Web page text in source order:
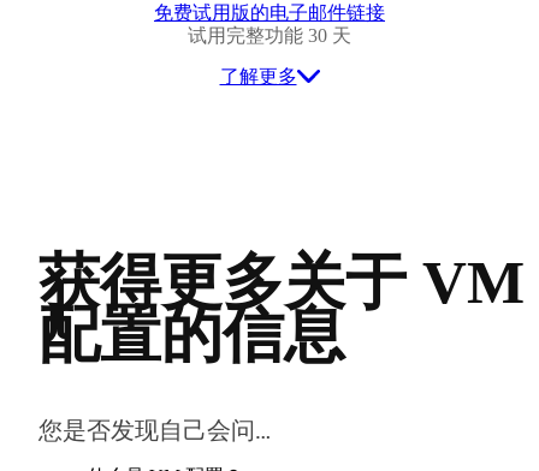
免费试用版的电子邮件链接
试用完整功能 30 天
了解更多
获得更多关于 VM
配置的信息
您是否发现自己会问…